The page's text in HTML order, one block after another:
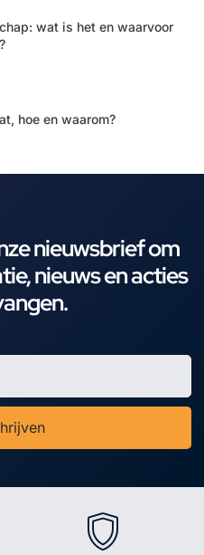
wat is het en waarvoor
hoe en waarom?
nieuwsbrief om
nieuws en acties